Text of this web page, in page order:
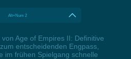
Alt+Num 2
Age of Empires II: Definitive
entscheidenden Engpass,
im frühen Spielgang schnelle